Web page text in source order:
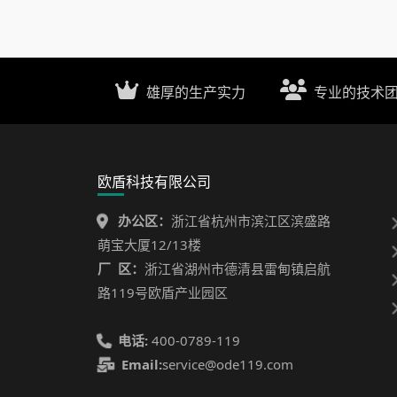
雄厚的生产实力 专业的技术
欧盾科技有限公司
办公区： 浙江省杭州市滨江区滨盛路
萌宝大厦12/13楼
厂 区： 浙江省湖州市德清县雷甸镇启航
路119号欧盾产业园区
电话: 400-0789-119
Email:service@ode119.com